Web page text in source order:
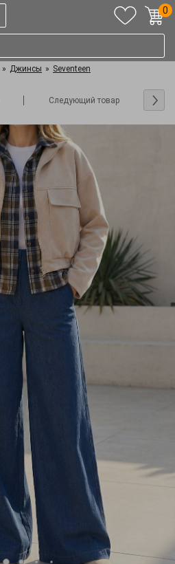
0
» Джинсы » Seventeen
Следующий товар